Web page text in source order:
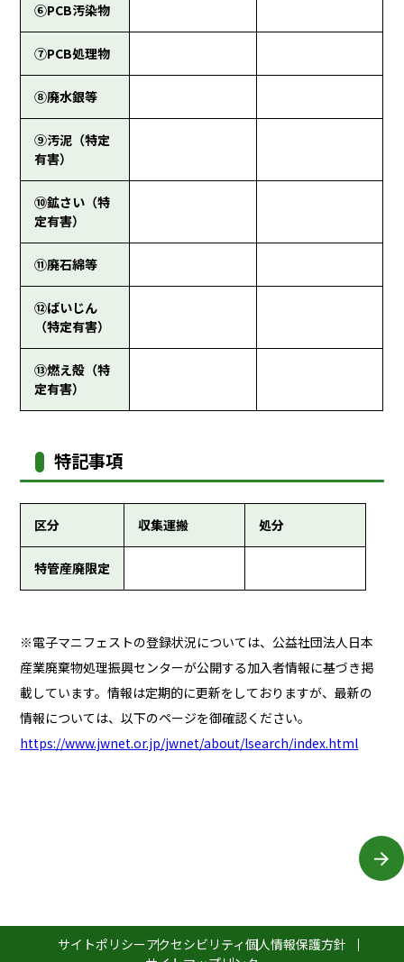
⑥PCB汚染物
⑦PCB処理物
⑧廃水銀等
⑨汚泥（特定
有害）
⑩鉱さい（特
定有害）
⑪廃石綿等
⑫ばいじん
（特定有害）
⑬燃え殻（特
定有害）
特記事項
区分 収集運搬 処分
特管産廃限定
※電子マニフェストの登録状況については、公益社団法人日本
産業廃棄物処理振興センターが公開する加入者情報に基づき掲
載しています。情報は定期的に更新をしておりますが、最新の
情報については、以下のページを御確認ください。
https://www.jwnet.or.jp/jwnet/about/lsearch/index.html
サイトポリシーアクセシビリティ個人情報保護方針